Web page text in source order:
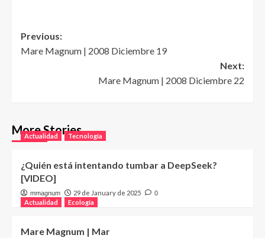
Post
navigation
Previous:
Mare Magnum | 2008 Diciembre 19
Next:
Mare Magnum | 2008 Diciembre 22
More Stories
Actualidad Tecnología
¿Quién está intentando tumbar a DeepSeek?
[VIDEO]
mmagnum 29 de January de 2025 0
Actualidad Ecología
Mare Magnum | Mar